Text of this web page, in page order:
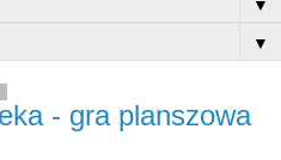
▼
▼
- gra planszowa